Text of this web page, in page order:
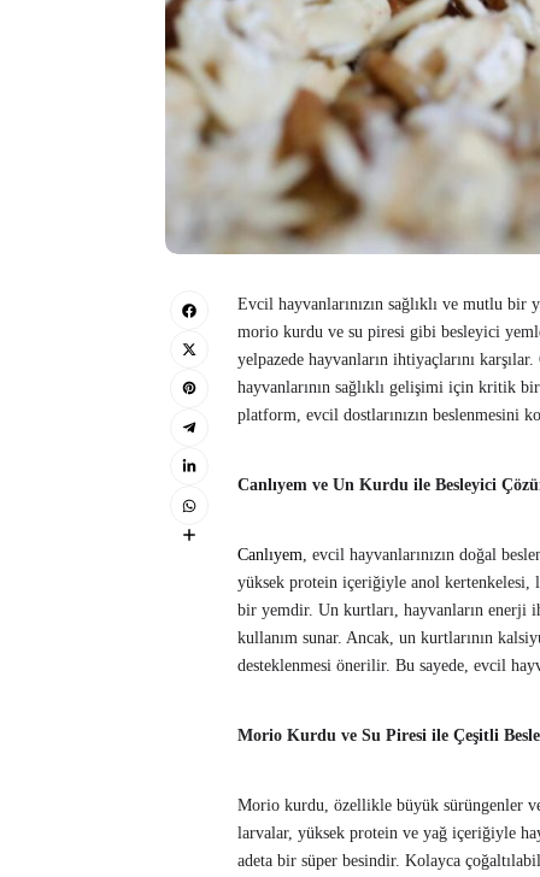
Evcil hayvanlarınızın sağlıklı ve mutlu bir
morio kurdu ve su piresi gibi besleyici
yelpazede hayvanların ihtiyaçlarını
hayvanlarının sağlıklı gelişimi için kritik
platform, evcil dostlarınızın beslenmesini
Canlıyem ve Un Kurdu ile Besleyici
Canlıyem, evcil hayvanlarınızın doğal
yüksek protein içeriğiyle anol kertenkelesi,
bir yemdir. Un kurtları, hayvanların enerji
kullanım sunar. Ancak, un kurtlarının
desteklenmesi önerilir. Bu sayede, evcil
Morio Kurdu ve Su Piresi ile Çeşitli
Morio kurdu, özellikle büyük sürüngenler
larvalar, yüksek protein ve yağ içeriğiyle
adeta bir süper besindir. Kolayca